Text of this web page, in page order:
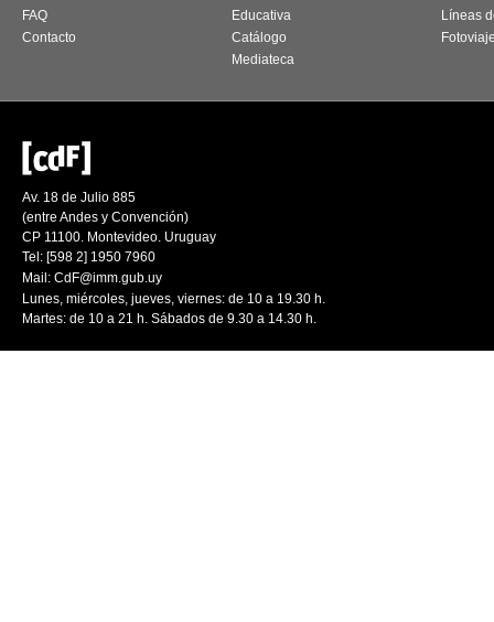
FAQ
Contacto
Educativa
Catálogo
Mediateca
Líneas
Av. 18 de Julio 885
(entre Andes y Convención)
CP 11100. Montevideo. Uruguay
Tel: [598 2] 1950 7960
Mail: CdF@imm.gub.uy
Lunes, miércoles, jueves, viernes: de 10 a 19.30 h.
Martes: de 10 a 21 h. Sábados de 9.30 a 14.30 h.